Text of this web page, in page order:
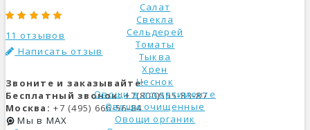
Салат
Свекла
Сельдерей
Томаты
Тыква
Хрен
Чеснок
Овощи в ассортименте
Овощи очищенные
Овощи органик
11 отзывов
Написать отзыв
Звоните и заказывайте:
Бесплатный звонок:+7(800)555-83-87
Москва: +7 (495) 666-56-84
Мы в MAX